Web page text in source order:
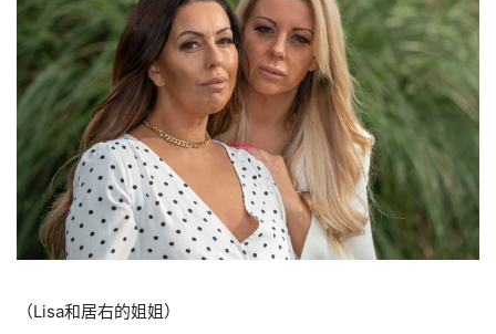
（Lisa和居右的姐姐）